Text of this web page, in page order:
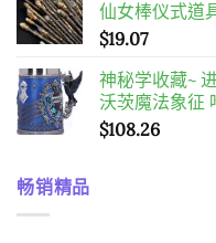
仙女棒仪式道
$19.07
神秘学收藏~
沃茨魔法象征
$108.26
畅销精品